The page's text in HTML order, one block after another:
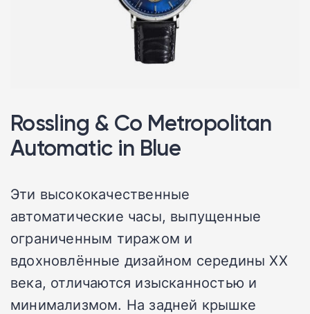
Rossling & Co Metropolitan
Automatic in Blue
Эти высококачественные
автоматические часы, выпущенные
ограниченным тиражом и
вдохновлённые дизайном середины XX
века, отличаются изысканностью и
минимализмом. На задней крышке